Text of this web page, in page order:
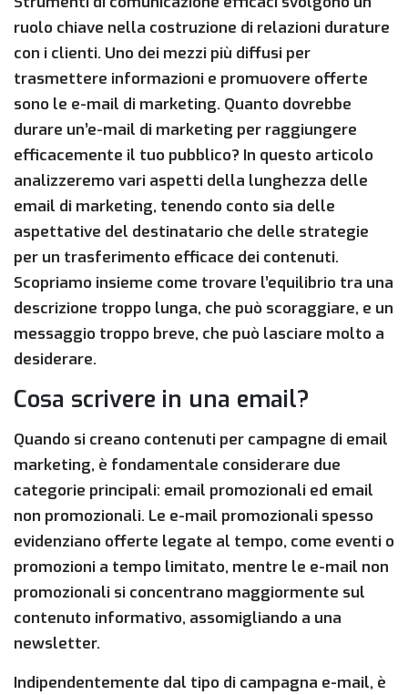
ruolo chiave nella costruzione di relazioni durature
con i clienti. Uno dei mezzi più diffusi per
trasmettere informazioni e promuovere offerte
sono le e-mail di marketing. Quanto dovrebbe
durare un’e-mail di marketing per raggiungere
efficacemente il tuo pubblico? In questo articolo
analizzeremo vari aspetti della lunghezza delle
email di marketing, tenendo conto sia delle
aspettative del destinatario che delle strategie
per un trasferimento efficace dei contenuti.
Scopriamo insieme come trovare l’equilibrio tra una
descrizione troppo lunga, che può scoraggiare, e un
messaggio troppo breve, che può lasciare molto a
desiderare.
Cosa scrivere in una email?
Quando si creano contenuti per campagne di email
marketing, è fondamentale considerare due
categorie principali: email promozionali ed email
non promozionali. Le e-mail promozionali spesso
evidenziano offerte legate al tempo, come eventi o
promozioni a tempo limitato, mentre le e-mail non
promozionali si concentrano maggiormente sul
contenuto informativo, assomigliando a una
newsletter.
Indipendentemente dal tipo di campagna e-mail, è